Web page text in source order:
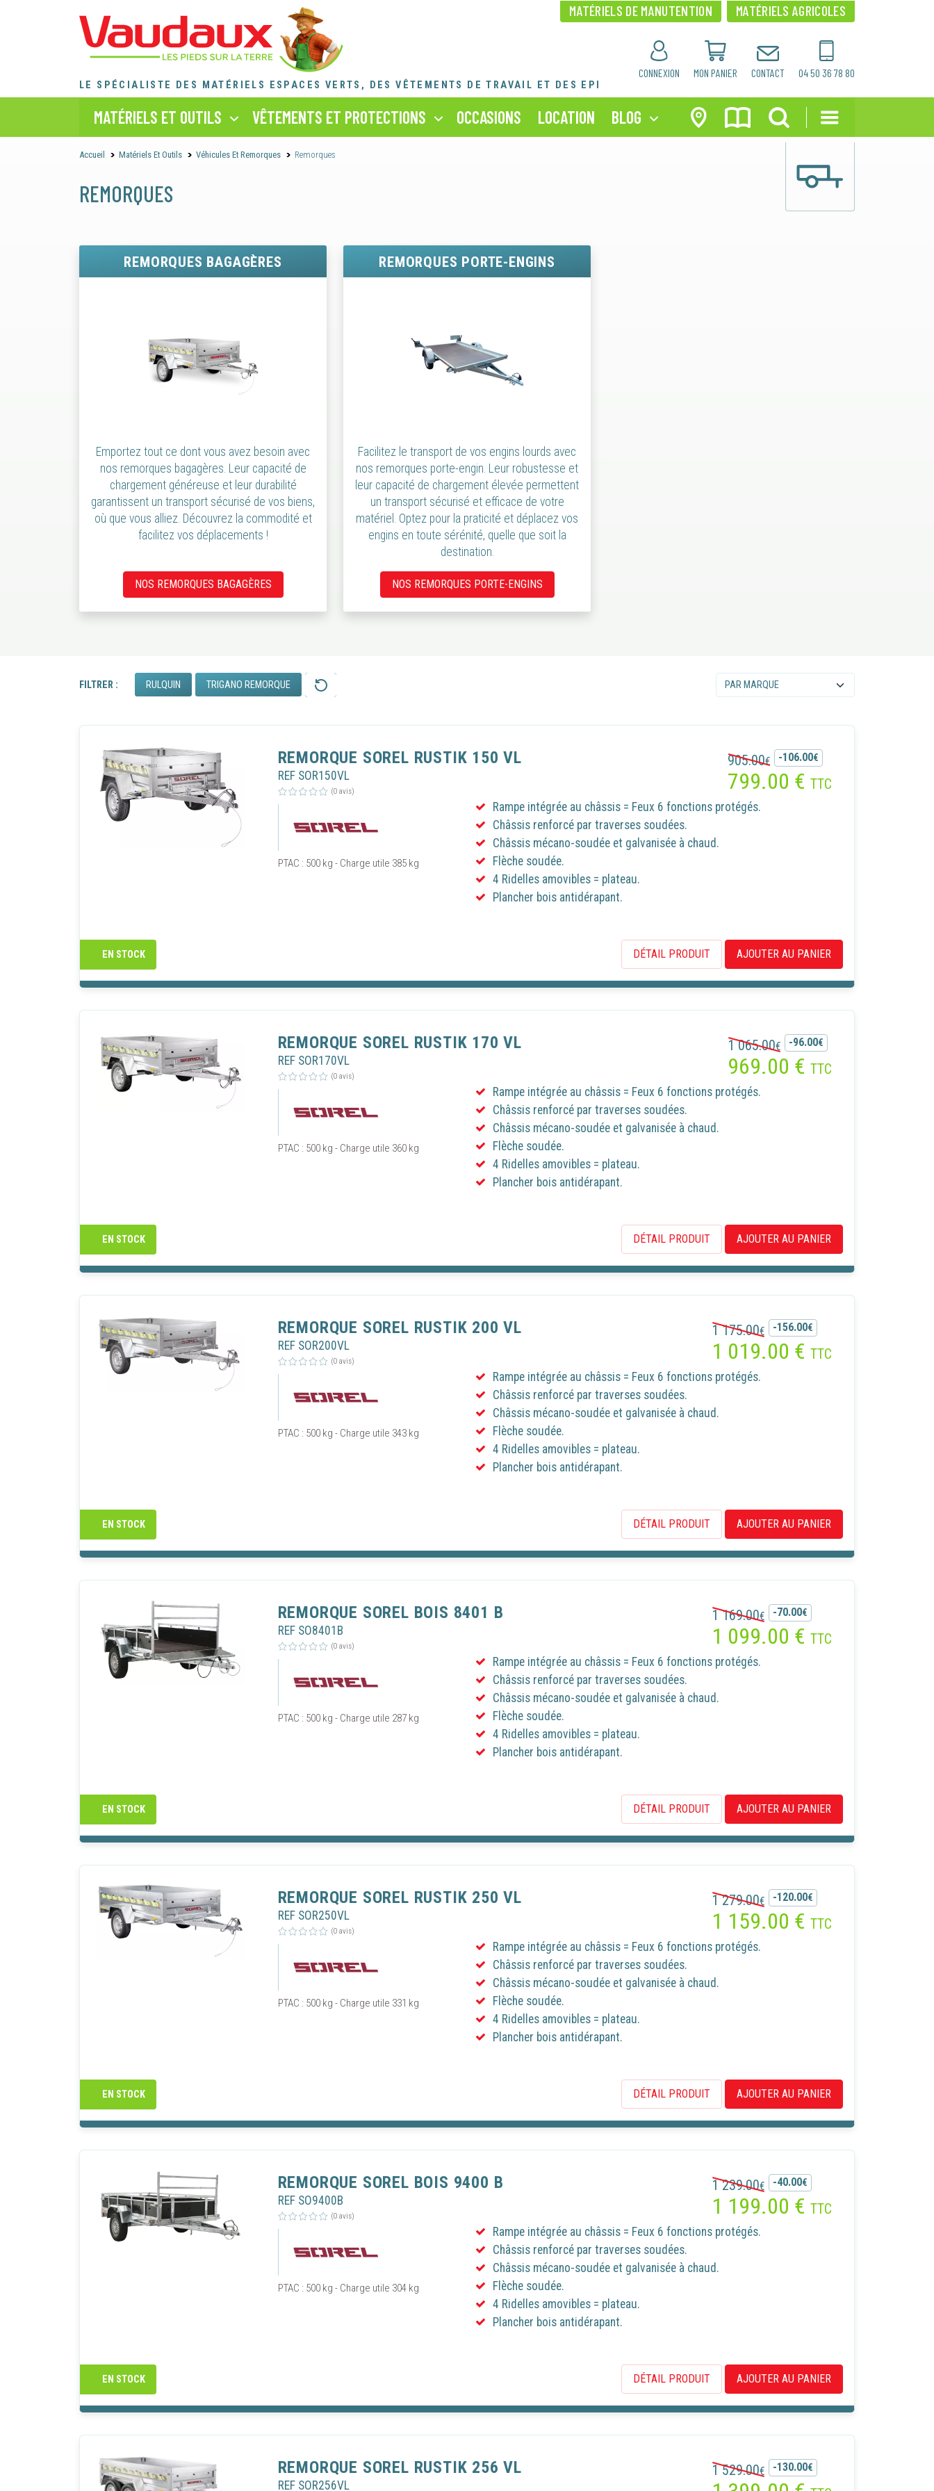
CONNEXION MON PANIER CONTACT 04 50 36 78 80
LE SPÉCIALISTE DES MATÉRIELS ESPACES VERTS, DES VÊTEMENTS DE TRAVAIL ET DES EPI
MATÉRIELS ET OUTILS VÊTEMENTS ET PROTECTIONS OCCASIONS LOCATION BLOG
MATÉRIELS DE MANUTENTION MATÉRIELS AGRICOLES
NOS FORFAITS RÉVISION
SAV ET MAINTENANCE
* La référence produit est celle figurant sur votre facture
Accueil Matériels Et Outils Véhicules Et Remorques Remorques
REMORQUES
REMORQUES BAGAGÈRES
Emportez tout ce dont vous avez besoin avec
nos remorques bagagères. Leur capacité de
chargement généreuse et leur durabilité
garantissent un transport sécurisé de vos biens,
où que vous alliez. Découvrez la commodité et
facilitez vos déplacements !
NOS REMORQUES BAGAGÈRES
REMORQUES PORTE-ENGINS
Facilitez le transport de vos engins lourds avec
nos remorques porte-engin. Leur robustesse et
leur capacité de chargement élevée permettent
un transport sécurisé et efficace de votre
matériel. Optez pour la praticité et déplacez vos
engins en toute sérénité, quelle que soit la
destination.
NOS REMORQUES PORTE-ENGINS
FILTRER : RULQUIN TRIGANO REMORQUE
REMORQUE SOREL RUSTIK 150 VL
REF SOR150VL
(0 avis)
905.00€ -106.00€
799.00 € TTC
PTAC : 500 kg - Charge utile 385 kg
Rampe intégrée au châssis = Feux 6 fonctions protégés.
Châssis renforcé par traverses soudées.
Châssis mécano-soudée et galvanisée à chaud.
Flèche soudée.
4 Ridelles amovibles = plateau.
Plancher bois antidérapant.
EN STOCK DÉTAIL PRODUIT AJOUTER AU PANIER
REMORQUE SOREL RUSTIK 170 VL
REF SOR170VL
(0 avis)
1 065.00€ -96.00€
969.00 € TTC
PTAC : 500 kg - Charge utile 360 kg
Rampe intégrée au châssis = Feux 6 fonctions protégés.
Châssis renforcé par traverses soudées.
Châssis mécano-soudée et galvanisée à chaud.
Flèche soudée.
4 Ridelles amovibles = plateau.
Plancher bois antidérapant.
EN STOCK DÉTAIL PRODUIT AJOUTER AU PANIER
REMORQUE SOREL RUSTIK 200 VL
REF SOR200VL
(0 avis)
1 175.00€ -156.00€
1 019.00 € TTC
PTAC : 500 kg - Charge utile 343 kg
Rampe intégrée au châssis = Feux 6 fonctions protégés.
Châssis renforcé par traverses soudées.
Châssis mécano-soudée et galvanisée à chaud.
Flèche soudée.
4 Ridelles amovibles = plateau.
Plancher bois antidérapant.
EN STOCK DÉTAIL PRODUIT AJOUTER AU PANIER
REMORQUE SOREL BOIS 8401 B
REF SO8401B
(0 avis)
1 169.00€ -70.00€
1 099.00 € TTC
PTAC : 500 kg - Charge utile 287 kg
Rampe intégrée au châssis = Feux 6 fonctions protégés.
Châssis renforcé par traverses soudées.
Châssis mécano-soudée et galvanisée à chaud.
Flèche soudée.
4 Ridelles amovibles = plateau.
Plancher bois antidérapant.
EN STOCK DÉTAIL PRODUIT AJOUTER AU PANIER
REMORQUE SOREL RUSTIK 250 VL
REF SOR250VL
(0 avis)
1 279.00€ -120.00€
1 159.00 € TTC
PTAC : 500 kg - Charge utile 331 kg
Rampe intégrée au châssis = Feux 6 fonctions protégés.
Châssis renforcé par traverses soudées.
Châssis mécano-soudée et galvanisée à chaud.
Flèche soudée.
4 Ridelles amovibles = plateau.
Plancher bois antidérapant.
EN STOCK DÉTAIL PRODUIT AJOUTER AU PANIER
REMORQUE SOREL BOIS 9400 B
REF SO9400B
(0 avis)
1 239.00€ -40.00€
1 199.00 € TTC
PTAC : 500 kg - Charge utile 304 kg
Rampe intégrée au châssis = Feux 6 fonctions protégés.
Châssis renforcé par traverses soudées.
Châssis mécano-soudée et galvanisée à chaud.
Flèche soudée.
4 Ridelles amovibles = plateau.
Plancher bois antidérapant.
EN STOCK DÉTAIL PRODUIT AJOUTER AU PANIER
REMORQUE SOREL RUSTIK 256 VL
REF SOR256VL
1 529.00€ -130.00€
GÉRER LE CONSENTEMENT AUX COOKIES
informations sur votre appareil. En cliquant sur « Autoriser les cookies », vous acceptez que
Vaudaux déposent des cookies sur votre appareil pour garantir le bon fonctionnement du site,
optimiser ses performances techniques et établir des statistiques de fréquentation du site et
de consultation des publicités. En cliquant sur « Continuer sans accepter », seul les cookies
Vous pourrez à tout moment modifier vos préférences en cliquant sur le lien "Gestion des
cookies" accessible en bas de toutes les pages de notre site.
PARAMÈTRES DES COOKIES